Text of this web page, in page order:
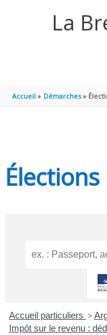
La
Accueil Démarches
Élections
Accueil particuliers >
Impôt sur le revenu :